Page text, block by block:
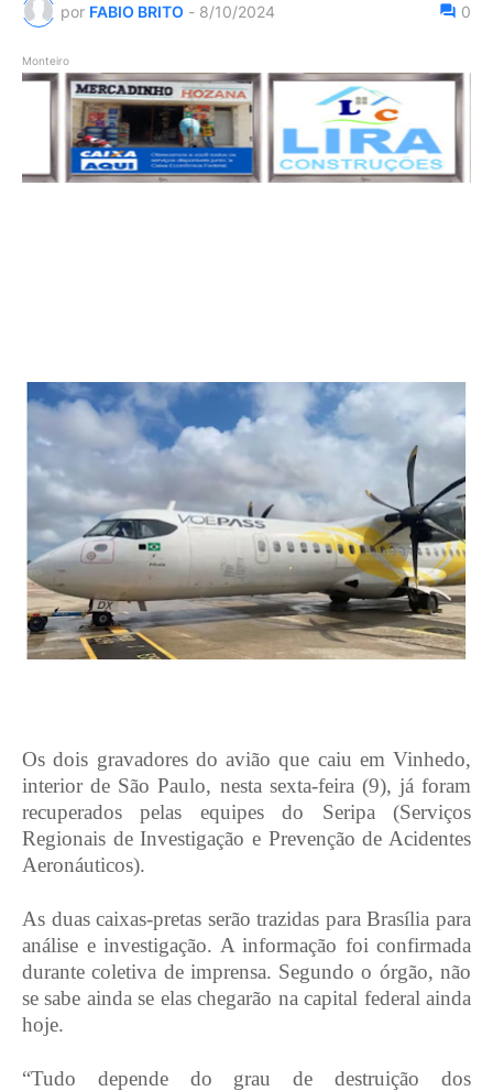
por FABIO BRITO - 8/10/2024 0
Monteiro
Os dois gravadores do avião que caiu em Vinhedo,
interior de São Paulo, nesta sexta-feira (9), já foram
recuperados pelas equipes do Seripa (Serviços
Regionais de Investigação e Prevenção de Acidentes
Aeronáuticos).
As duas caixas-pretas serão trazidas para Brasília para
análise e investigação. A informação foi confirmada
durante coletiva de imprensa. Segundo o órgão, não
se sabe ainda se elas chegarão na capital federal ainda
hoje.
“Tudo depende do grau de destruição dos